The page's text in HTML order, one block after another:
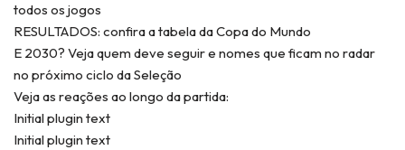
todos os jogos
RESULTADOS: confira a tabela da Copa do Mundo
E 2030? Veja quem deve seguir e nomes que ficam no radar
no próximo ciclo da Seleção
Veja as reações ao longo da partida:
Initial plugin text
Initial plugin text